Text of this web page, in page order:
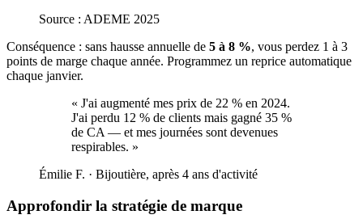
Source : ADEME 2025
Conséquence : sans hausse annuelle de 5 à 8 %, vous perdez 1 à 3
points de marge chaque année. Programmez un reprice automatique
chaque janvier.
« J'ai augmenté mes prix de 22 % en 2024.
J'ai perdu 12 % de clients mais gagné 35 %
de CA — et mes journées sont devenues
respirables. »
Émilie F. · Bijoutière, après 4 ans d'activité
Approfondir la stratégie de marque